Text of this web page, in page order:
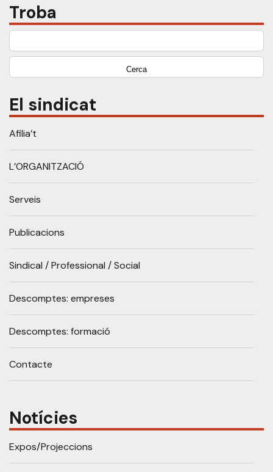
Troba
Cerca:
El sindicat
Afilia’t
L’ORGANITZACIÓ
Serveis
Publicacions
Sindical / Professional / Social
Descomptes: empreses
Descomptes: formació
Contacte
Notícies
Expos/Projeccions